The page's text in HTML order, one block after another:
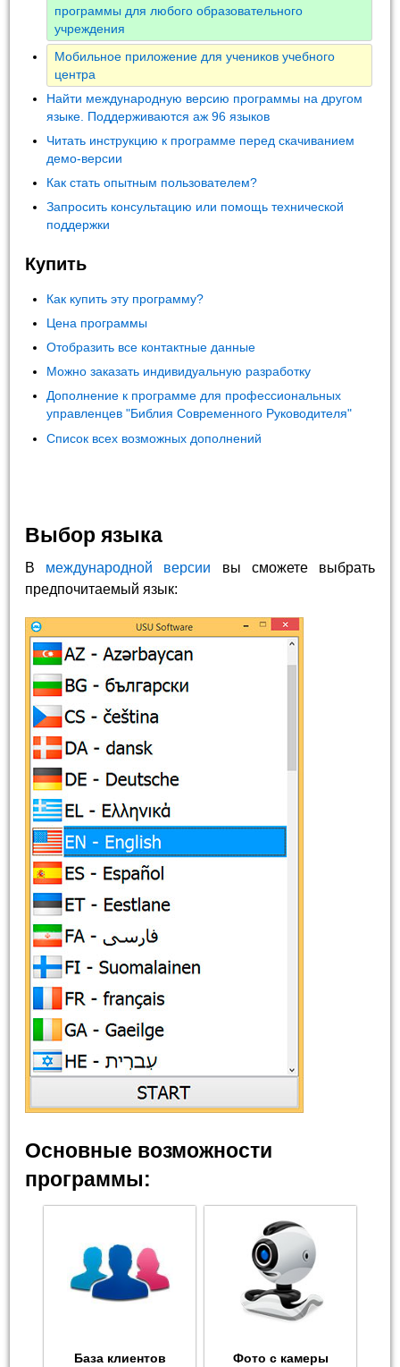
программы для любого образовательного
учреждения
Мобильное приложение для учеников учебного
центра
Найти международную версию программы на другом
языке. Поддерживаются аж 96 языков
Читать инструкцию к программе перед скачиванием
демо-версии
Как стать опытным пользователем?
Запросить консультацию или помощь технической
поддержки
Купить
Как купить эту программу?
Цена программы
Отобразить все контактные данные
Можно заказать индивидуальную разработку
Дополнение к программе для профессиональных
управленцев "Библия Современного Руководителя"
Список всех возможных дополнений
Выбор языка
В международной версии вы сможете выбрать
предпочитаемый язык:
Основные возможности
программы:
База клиентов Фото с камеры